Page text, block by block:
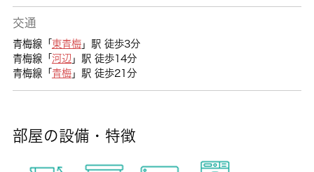
交通
青梅線「 東青梅」駅 徒歩3分
青梅線「 河辺 」駅 徒歩14分
青梅線「 青梅」駅 徒歩21分
部屋の設備・特徴